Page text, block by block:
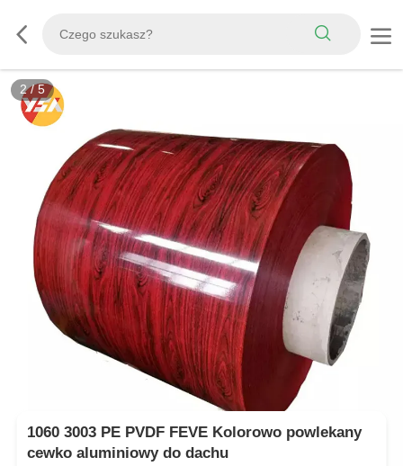
3/5
1060 3003 PE PVDF FEVE Kolorowo powlekany
cewko aluminiowy do dachu